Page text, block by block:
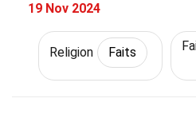
19 Nov 2024
Religion Faits